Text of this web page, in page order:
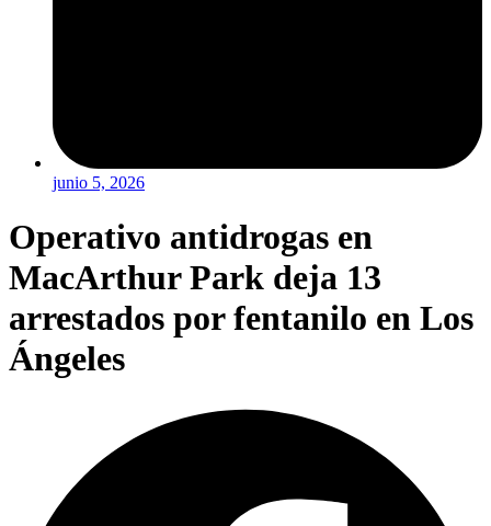
junio 5, 2026
Operativo antidrogas en
MacArthur Park deja 13
arrestados por fentanilo en Los
Ángeles